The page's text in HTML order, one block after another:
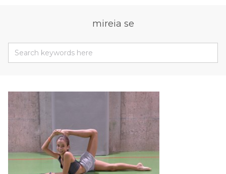
mireia se